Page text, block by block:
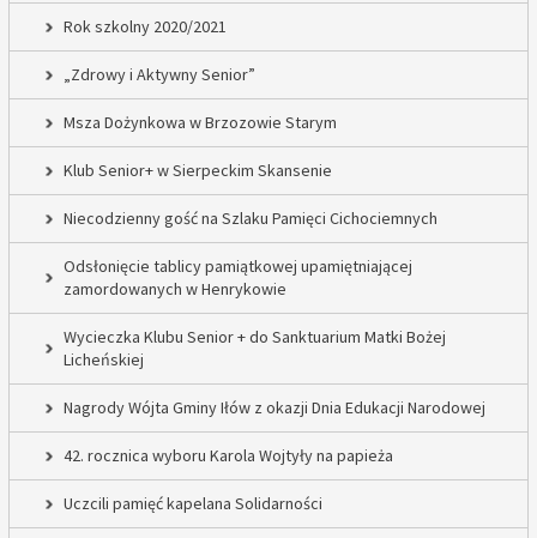
Rok szkolny 2020/2021
„Zdrowy i Aktywny Senior”
Msza Dożynkowa w Brzozowie Starym
Klub Senior+ w Sierpeckim Skansenie
Niecodzienny gość na Szlaku Pamięci Cichociemnych
Odsłonięcie tablicy pamiątkowej upamiętniającej
zamordowanych w Henrykowie
Wycieczka Klubu Senior + do Sanktuarium Matki Bożej
Licheńskiej
Nagrody Wójta Gminy Iłów z okazji Dnia Edukacji Narodowej
42. rocznica wyboru Karola Wojtyły na papieża
Uczcili pamięć kapelana Solidarności